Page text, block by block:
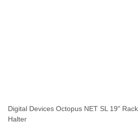
Digital Devices Octopus NET SL 19"
Halter